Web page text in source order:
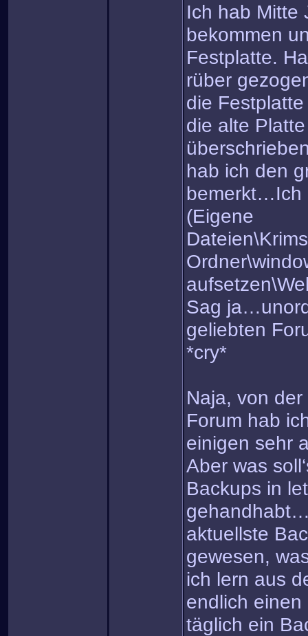
Ich hab Mitte
bekommen
Festplatte.
rüber
die
die alte
hab ich den
bemerkt…Ich
(Eigene
Sag
geliebten
*cry*
Naja, von
Forum hab
einigen sehr
Aber was
Backups in
aktuellste
gewesen,
ich lern aus
endlich
täglich ein